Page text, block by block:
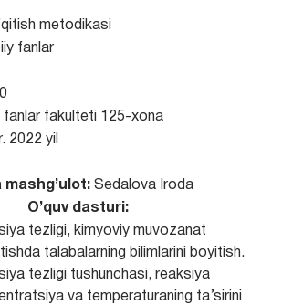
metodikasi
fanlar
fanlar fakulteti 125-xona
2022 yil
Sedalova Iroda
O’quv dasturi:
tezligi, kimyoviy muvozanat
talabalarning bilimlarini boyitish.
tezligi tushunchasi, reaksiya
va temperaturaning ta’sirini